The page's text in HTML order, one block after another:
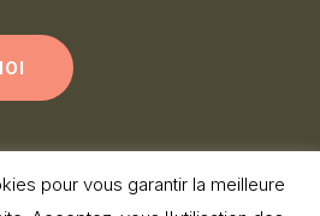
©– Caen Calvados Normandie –
pour vous garantir la meilleure